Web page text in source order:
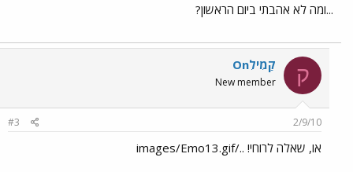
...ומה לא אהבתי ביום הראשון?
ק קַמִילִOn
New member
2/9/10
#3
או, שאלה לרוחי! ../images/Emo13.gif